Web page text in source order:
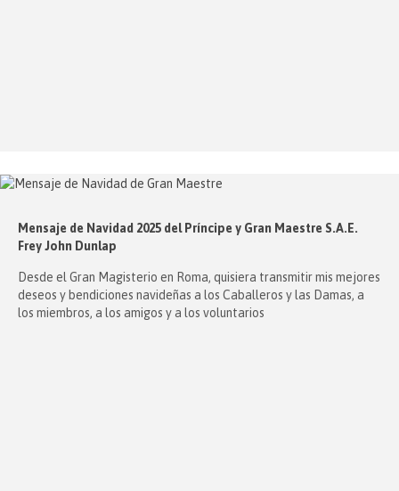
Mensaje de Navidad 2025 del Príncipe y Gran Maestre S.A.E.
Frey John Dunlap
Desde el Gran Magisterio en Roma, quisiera transmitir mis mejores
deseos y bendiciones navideñas a los Caballeros y las Damas, a
los miembros, a los amigos y a los voluntarios